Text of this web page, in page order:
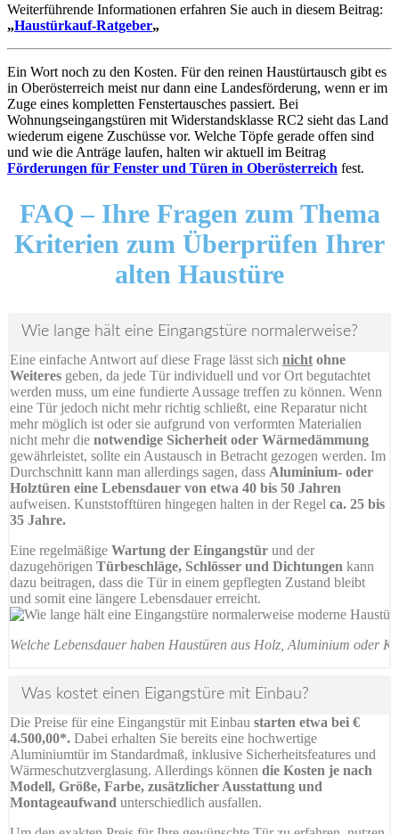
Weiterführende Informationen erfahren Sie auch in diesem Beitrag:
„Haustürkauf-Ratgeber„
Ein Wort noch zu den Kosten. Für den reinen Haustürtausch gibt es
in Oberösterreich meist nur dann eine Landesförderung, wenn er im
Zuge eines kompletten Fenstertausches passiert. Bei
Wohnungseingangstüren mit Widerstandsklasse RC2 sieht das Land
wiederum eigene Zuschüsse vor. Welche Töpfe gerade offen sind
und wie die Anträge laufen, halten wir aktuell im Beitrag
Förderungen für Fenster und Türen in Oberösterreich fest.
FAQ –Ihre Fragen zum Thema
Kriterien zum Überprüfen Ihrer
alten Haustüre
Wie lange hält eine Eingangstüre normalerweise?
Eine einfache Antwort auf diese Frage lässt sich nicht ohne
Weiteres geben, da jede Tür individuell und vor Ort begutachtet
werden muss, um eine fundierte Aussage treffen zu können. Wenn
eine Tür jedoch nicht mehr richtig schließt, eine Reparatur nicht
mehr möglich ist oder sie aufgrund von verformten Materialien
nicht mehr die notwendige Sicherheit oder Wärmedämmung
gewährleistet, sollte ein Austausch in Betracht gezogen werden. Im
Durchschnitt kann man allerdings sagen, dass Aluminium- oder
Holztüren eine Lebensdauer von etwa 40 bis 50 Jahren
aufweisen. Kunststofftüren hingegen halten in der Regel ca. 25 bis
35 Jahre.
Eine regelmäßige Wartung der Eingangstür und der
dazugehörigen Türbeschläge, Schlösser und Dichtungen kann
dazu beitragen, dass die Tür in einem gepflegten Zustand bleibt
und somit eine längere Lebensdauer erreicht.
Welche Lebensdauer haben Haustüren aus Holz, Aluminium oder
Was kostet einen Eigangstüre mit Einbau?
Die Preise für eine Eingangstür mit Einbau starten etwa bei €
4.500,00*. Dabei erhalten Sie bereits eine hochwertige
Aluminiumtür im Standardmaß, inklusive Sicherheitsfeatures und
Wärmeschutzverglasung. Allerdings können die Kosten je nach
Modell, Größe, Farbe, zusätzlicher Ausstattung und
Montageaufwand unterschiedlich ausfallen.